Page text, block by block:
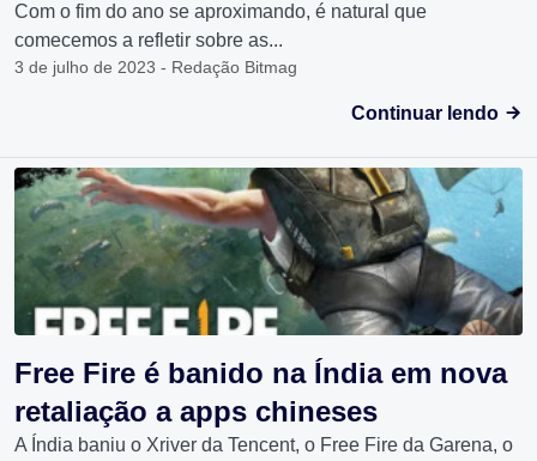
Com o fim do ano se aproximando, é natural que
comecemos a refletir sobre as...
3 de julho de 2023 - Redação Bitmag
Continuar lendo
Free Fire é banido na Índia em nova
retaliação a apps chineses
A Índia baniu o Xriver da Tencent, o Free Fire da Garena, o